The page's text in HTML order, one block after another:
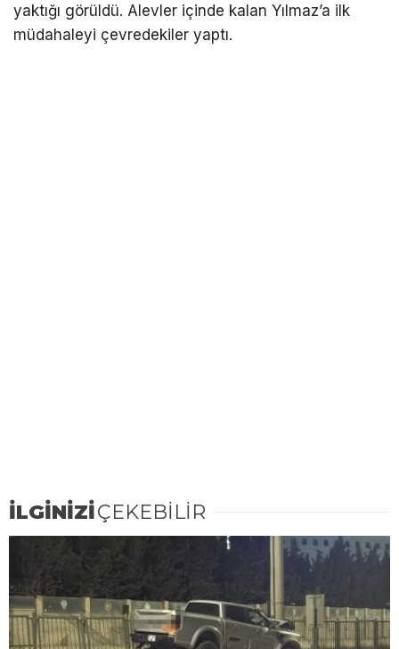
yaktığı görüldü. Alevler içinde kalan Yılmaz’a ilk
müdahaleyi çevredekiler yaptı.
İLGİNİZİÇEKEBİLİR